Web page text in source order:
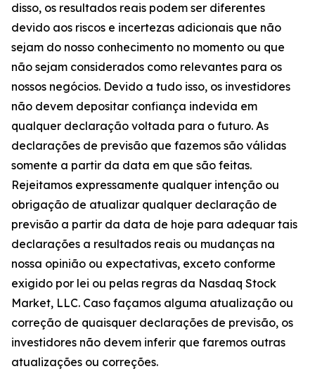
disso, os resultados reais podem ser diferentes
devido aos riscos e incertezas adicionais que não
sejam do nosso conhecimento no momento ou que
não sejam considerados como relevantes para os
nossos negócios. Devido a tudo isso, os investidores
não devem depositar confiança indevida em
qualquer declaração voltada para o futuro. As
declarações de previsão que fazemos são válidas
somente a partir da data em que são feitas.
Rejeitamos expressamente qualquer intenção ou
obrigação de atualizar qualquer declaração de
previsão a partir da data de hoje para adequar tais
declarações a resultados reais ou mudanças na
nossa opinião ou expectativas, exceto conforme
exigido por lei ou pelas regras da Nasdaq Stock
Market, LLC. Caso façamos alguma atualização ou
correção de quaisquer declarações de previsão, os
investidores não devem inferir que faremos outras
atualizações ou correções.